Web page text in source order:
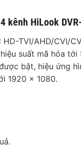
kênh HiLook
TVI/AHD/CVI/
suất mã hóa
bật, hiệu ứng
1920 × 1080.